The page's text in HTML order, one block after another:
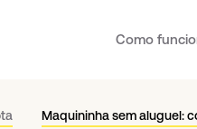
Como
Maquininha sem aluguel: